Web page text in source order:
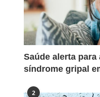
Saúde alerta
síndrome gripal
2